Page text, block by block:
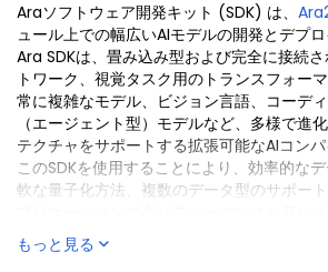
Araソフトウェア開発キット (SDK) は、
ュール上での幅広いAIモデルの開発とデプロ
Ara SDKは、畳み込み型および完全に接続
トワーク、視覚タスク用のトランスフォー
常に複雑なモデル、ビジョン言語、コーデ
（エージェント型）モデルなど、多様で進
テクチャをサポートする拡張可能なAIコンパ
このSDKを使用することにより、効率的な
軟な量子化方法、複数のデータ型のサポー
す。
もっと見る